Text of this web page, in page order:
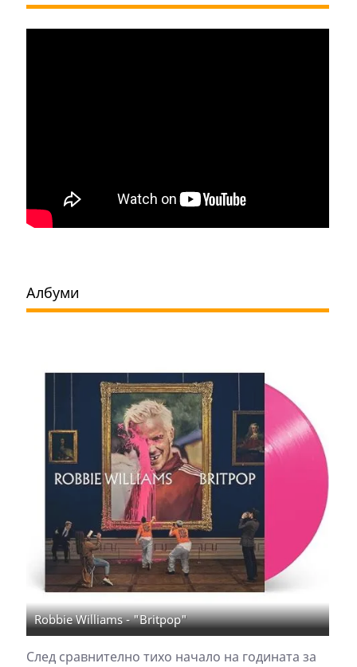
Албуми
Robbie Williams - "Britpop"
След сравнително тихо начало на годината за